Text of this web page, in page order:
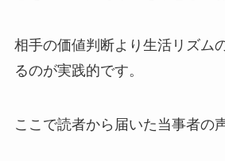
相手の価値判断より生活リズム
るのが実践的です。
ここで読者から届いた当事者の